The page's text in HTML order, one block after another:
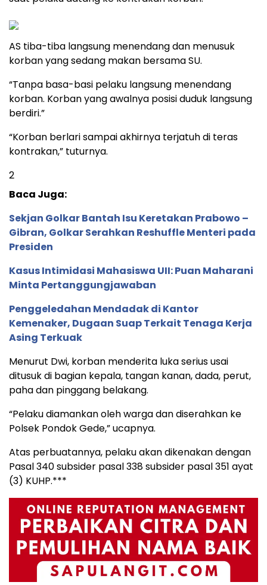
AS tiba-tiba langsung menendang dan menusuk
korban yang sedang makan bersama SU.
“Tanpa basa-basi pelaku langsung menendang
korban. Korban yang awalnya posisi duduk langsung
berdiri.”
“Korban berlari sampai akhirnya terjatuh di teras
kontrakan,” tuturnya.
2
Baca Juga:
Sekjan Golkar Bantah Isu Keretakan Prabowo –
Gibran, Golkar Serahkan Reshuffle Menteri pada
Presiden
Kasus Intimidasi Mahasiswa UII: Puan Maharani
Minta Pertanggungjawaban
Penggeledahan Mendadak di Kantor
Kemenaker, Dugaan Suap Terkait Tenaga Kerja
Asing Terkuak
Menurut Dwi, korban menderita luka serius usai
ditusuk di bagian kepala, tangan kanan, dada, perut,
paha dan pinggang belakang.
“Pelaku diamankan oleh warga dan diserahkan ke
Polsek Pondok Gede,” ucapnya.
Atas perbuatannya, pelaku akan dikenakan dengan
Pasal 340 subsider pasal 338 subsider pasal 351 ayat
(3) KUHP.***